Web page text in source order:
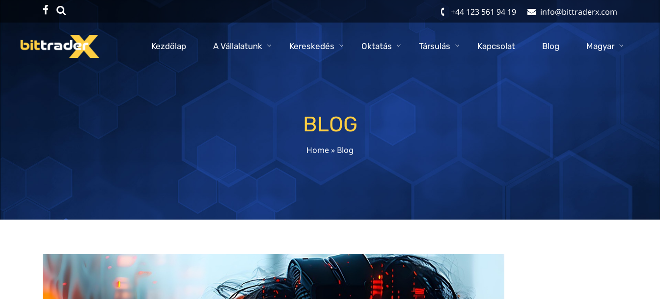
Facebook
TikTok +44 123 561 94 19 info@bittraderx.com
Kezdőlap A Vállalatunk Kereskedés Oktatás Társulás Kapcsolat Blog Magyar
BLOG
Home» Blog